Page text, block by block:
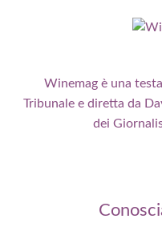
Winemag è una
Tribunale e diretta da
dei